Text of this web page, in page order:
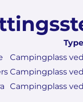
Type
Campingplass
Campingplass
Campingplass